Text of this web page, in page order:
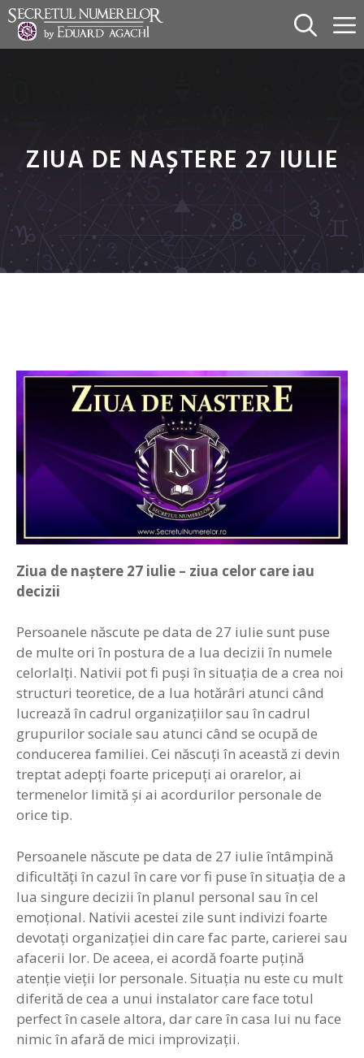
Sari
conținut
ZIUA DE NAȘTERE 27 IULIE
Ziua de naștere 27 iulie – ziua celor care iau
decizii
Persoanele născute pe data de 27 iulie sunt puse
de multe ori în postura de a lua decizii în numele
celorlalţi. Nativii pot fi puşi în situaţia de a crea noi
structuri teoretice, de a lua hotărâri atunci când
lucrează în cadrul organizaţiilor sau în cadrul
grupurilor sociale sau atunci când se ocupă de
conducerea familiei. Cei născuţi în această zi devin
treptat adepţi foarte pricepuţi ai orarelor, ai
termenelor limită şi ai acordurilor personale de
orice tip.
Persoanele născute pe data de 27 iulie întâmpină
dificultăţi în cazul în care vor fi puse în situaţia de a
lua singure decizii în planul personal sau în cel
emoţional. Nativii acestei zile sunt indivizi foarte
devotaţi organizaţiei din care fac parte, carierei sau
afacerii lor. De aceea, ei acordă foarte puţină
atenţie vieţii lor personale. Situaţia nu este cu mult
diferită de cea a unui instalator care face totul
perfect în casele altora, dar care în casa lui nu face
nimic în afară de mici improvizaţii.